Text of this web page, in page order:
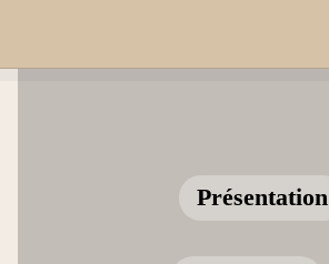
Présentation